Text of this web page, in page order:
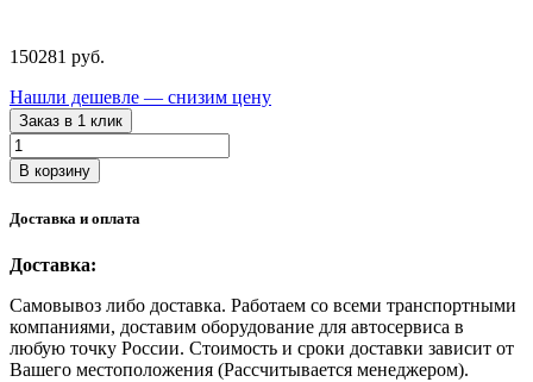
150281 руб.
Нашли дешевле — снизим цену
Заказ в 1 клик
Количество
товара
4640
Шиномонтажный
автоматический
24”
В корзину
Доставка и оплата
Доставка:
Самовывоз либо доставка. Работаем со всеми транспортными
компаниями, доставим оборудование для автосервиса в
любую точку России. Стоимость и сроки доставки зависит от
Вашего местоположения (Рассчитывается менеджером).